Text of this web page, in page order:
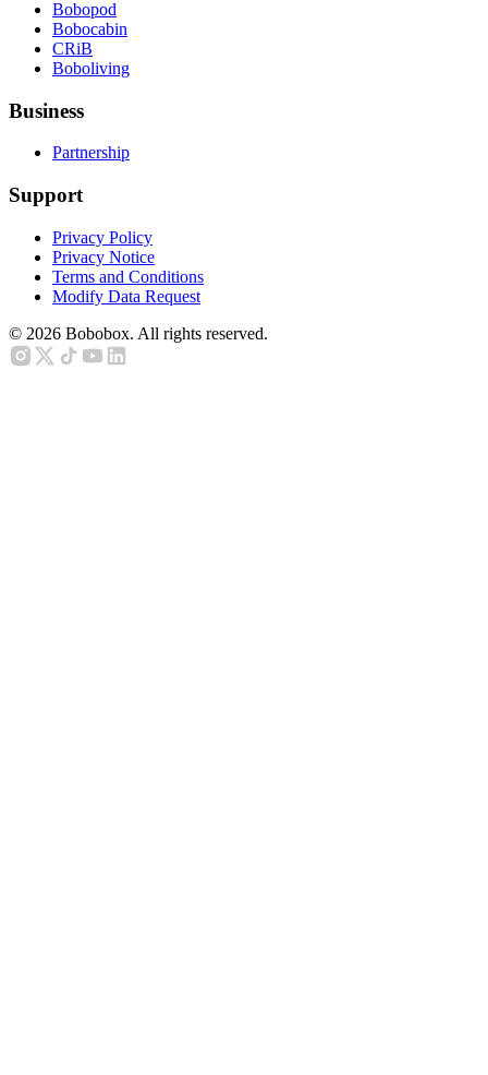
Bobopod
Bobocabin
CRiB
Boboliving
Business
Partnership
Support
Privacy Policy
Privacy Notice
Terms and Conditions
Modify Data Request
© 2026 Bobobox. All rights reserved.